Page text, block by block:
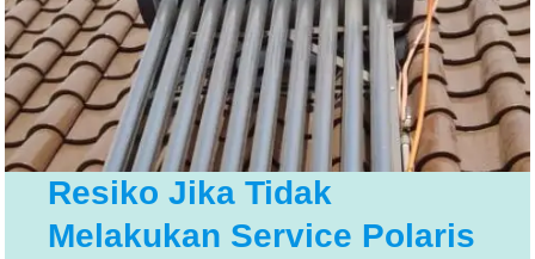
Resiko Jika Tidak
Melakukan Service Polaris